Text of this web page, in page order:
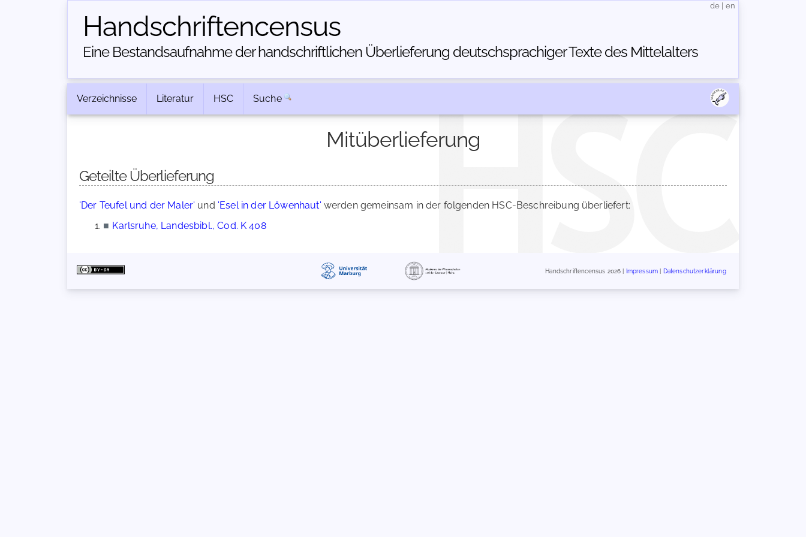
Handschriften­census
Eine Bestandsaufnahme der handschriftlichen Über­lieferung deutschsprachiger Texte des Mittelalters
de en
Verzeichnisse Literatur HSC Suche
Mitüberlieferung
Geteilte Überlieferung
'Der Teufel und der Maler' und 'Esel in der Löwenhaut' werden gemeinsam in der folgenden HSC-Beschreibung überliefert:
■ Karlsruhe, Landesbibl., Cod. K 408
Handschriftencensus 2026 | Impressum Datenschutzerklärung